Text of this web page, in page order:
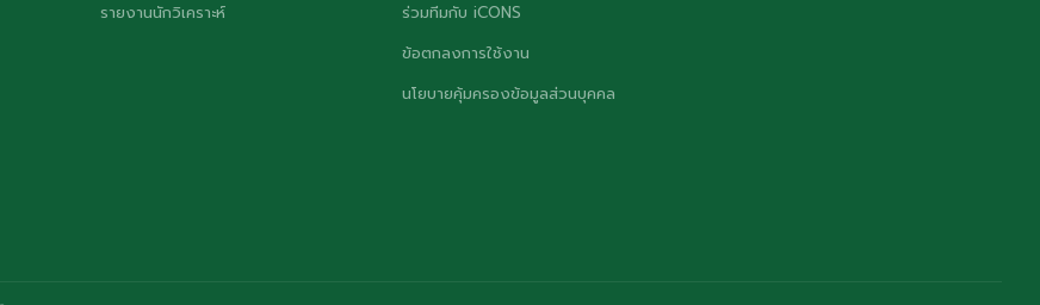
รายงานนักวิเคราะห์
ร่วมทีมกับ iCONS
ข้อตกลงการใช้งาน
นโยบายคุ้มครองข้อมูลส่วนบุคคล